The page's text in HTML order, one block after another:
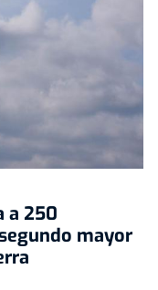
a 250
mayor